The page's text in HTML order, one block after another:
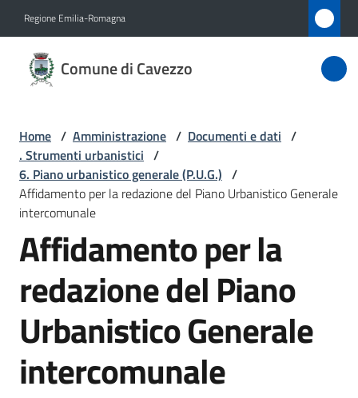
Regione Emilia-Romagna
Comune di Cavezzo
di
Amministrazione
Menu selezionato
Novità
Servizi
Vivere
Cavezzo
Home / Amministrazione / Documenti e dati /
. Strumenti urbanistici /
6. Piano urbanistico generale (P.U.G.) /
Affidamento per la redazione del Piano Urbanistico Generale
intercomunale
Affidamento per la
redazione del Piano
Urbanistico Generale
intercomunale